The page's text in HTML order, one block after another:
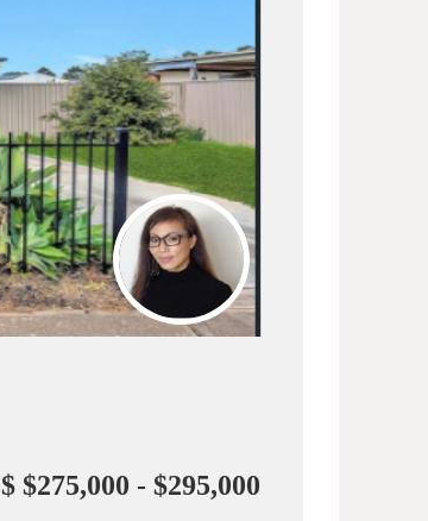
$ $275,000 - $295,000